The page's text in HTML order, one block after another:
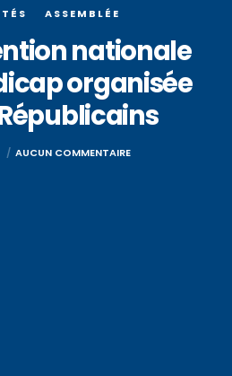
ASSEMBLÉE
nationale
organisée
AUCUN COMMENTAIRE